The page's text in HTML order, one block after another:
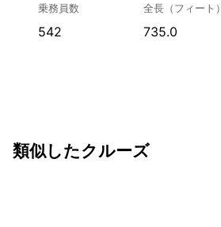
乗務員数
542
全長（フィート）
735.0
類似したクルーズ